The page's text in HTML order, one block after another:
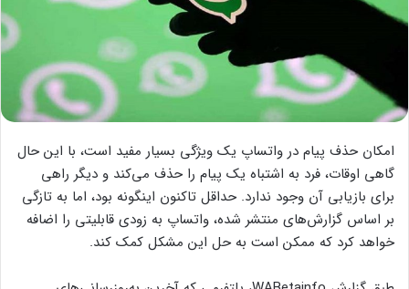
امکان حذف پیام در واتساپ یک ویژگی بسیار مفید است، با این حال
گاهی اوقات، فرد به اشتباه یک پیام را حذف می‌کند و دیگر راهی
برای بازیابی آن وجود ندارد. حداقل تاکنون اینگونه بود، اما به تازگی
بر اساس گزارش‌های منتشر شده، واتساپ به زودی قابلیتی را اضافه
خواهد کرد که ممکن است به حل این مشکل کمک کند.